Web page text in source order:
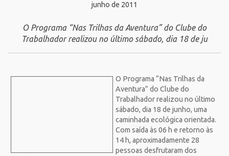
junho de 2011
O Programa “Nas Trilhas da Aventura” do Clube do
Trabalhador realizou no último sábado, dia 18 de ju
O Programa “Nas Trilhas da
Aventura” do Clube do
Trabalhador realizou no último
sábado, dia 18 de junho, uma
caminhada ecológica orientada.
Com saída às 06 h e retorno às
14 h, aproximadamente 28
pessoas desfrutaram dos